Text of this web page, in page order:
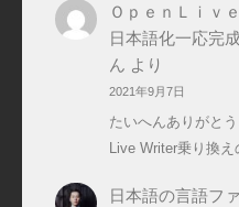
ＯｐｅｎＬｉｖ
日本語化一応完成
ん より
2021年9月7日
たいへんありがと
Live Writer乗り換
日本語の言語フ